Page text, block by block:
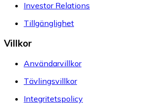
Investor Relations
Tillgänglighet
Villkor
Användarvillkor
Tävlingsvillkor
Integritetspolicy